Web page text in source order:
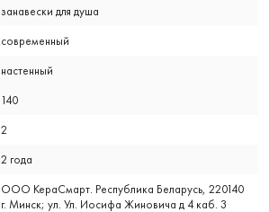
занавески для душа
современный
настенный
140
2
2 года
ООО КераСмарт. Республика Беларусь, 220140
г. Минск; ул. Ул. Иосифа Жиновича д 4 каб. 3